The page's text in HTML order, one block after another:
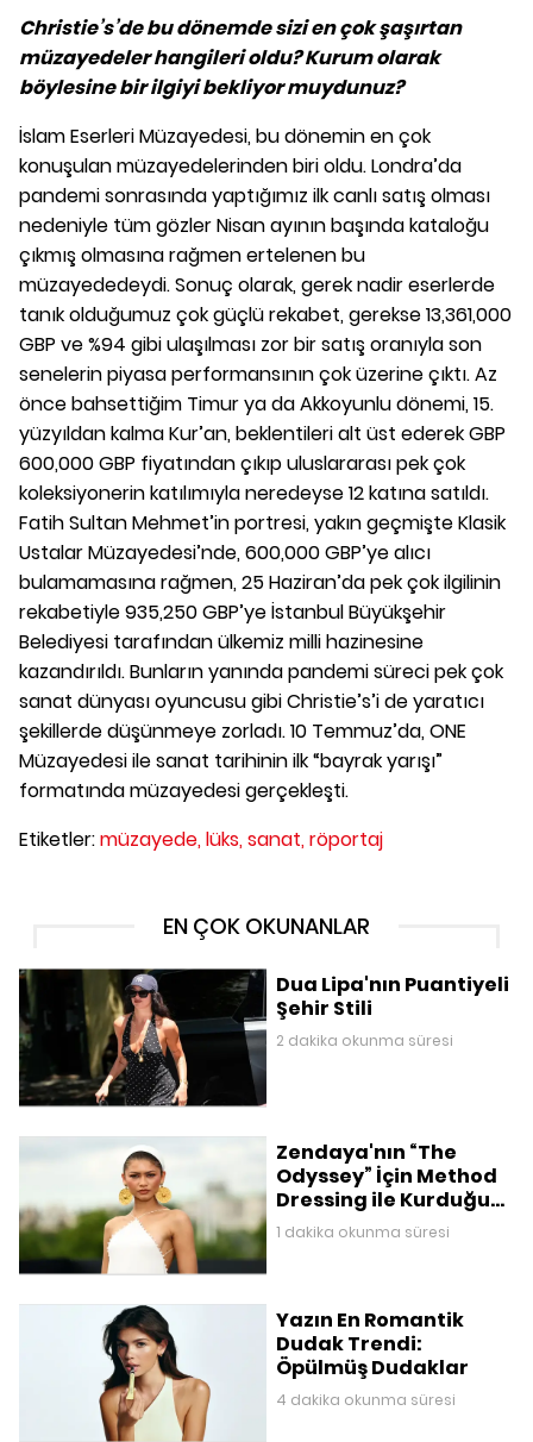
Christie’s’de bu dönemde sizi en çok şaşırtan
müzayedeler hangileri oldu? Kurum olarak
böylesine bir ilgiyi bekliyor muydunuz?
İslam Eserleri Müzayedesi, bu dönemin en çok
konuşulan müzayedelerinden biri oldu. Londra’da
pandemi sonrasında yaptığımız ilk canlı satış olması
nedeniyle tüm gözler Nisan ayının başında kataloğu
çıkmış olmasına rağmen ertelenen bu
müzayededeydi. Sonuç olarak, gerek nadir eserlerde
tanık olduğumuz çok güçlü rekabet, gerekse 13,361,000
GBP ve %94 gibi ulaşılması zor bir satış oranıyla son
senelerin piyasa performansının çok üzerine çıktı. Az
önce bahsettiğim Timur ya da Akkoyunlu dönemi, 15.
yüzyıldan kalma Kur’an, beklentileri alt üst ederek GBP
600,000 GBP fiyatından çıkıp uluslararası pek çok
koleksiyonerin katılımıyla neredeyse 12 katına satıldı.
Fatih Sultan Mehmet’in portresi, yakın geçmişte Klasik
Ustalar Müzayedesi’nde, 600,000 GBP’ye alıcı
bulamamasına rağmen, 25 Haziran’da pek çok ilgilinin
rekabetiyle 935,250 GBP’ye İstanbul Büyükşehir
Belediyesi tarafından ülkemiz milli hazinesine
kazandırıldı. Bunların yanında pandemi süreci pek çok
sanat dünyası oyuncusu gibi Christie’s’i de yaratıcı
şekillerde düşünmeye zorladı. 10 Temmuz’da, ONE
Müzayedesi ile sanat tarihinin ilk “bayrak yarışı”
formatında müzayedesi gerçekleşti.
Etiketler:müzayede,lüks,sanat,röportaj
EN ÇOK OKUNANLAR
Dua Lipa'nın Puantiyeli
Şehir Stili
2 dakika okunma süresi
Zendaya'nın “The
Odyssey” İçin Method
Dressing ile Kurduğu
Mitolojik Gardırop
1 dakika okunma süresi
Yazın En Romantik
Dudak Trendi:
Öpülmüş Dudaklar
4 dakika okunma süresi